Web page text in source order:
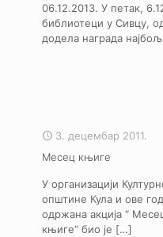
06.12.2013. У петак,
библиотеци у Сивцу,
додела награда
3. децембар 2011.
Месец књиге
У организацији
општине Кула и ове
одржана акција “
књиге“ био је […]